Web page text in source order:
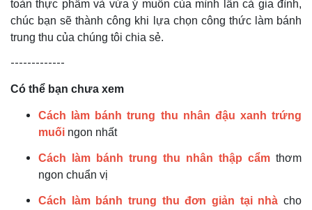
toàn thực phẩm và vừa ý muốn của mình lẫn cả gia đình,
chúc bạn sẽ thành công khi lựa chọn công thức làm bánh
trung thu của chúng tôi chia sẻ.
-------------
Có thể bạn chưa xem
Cách làm bánh trung thu nhân đậu xanh trứng
muối ngon nhất
Cách làm bánh trung thu nhân thập cẩm thơm
ngon chuẩn vị
Cách làm bánh trung thu đơn giản tại nhà cho